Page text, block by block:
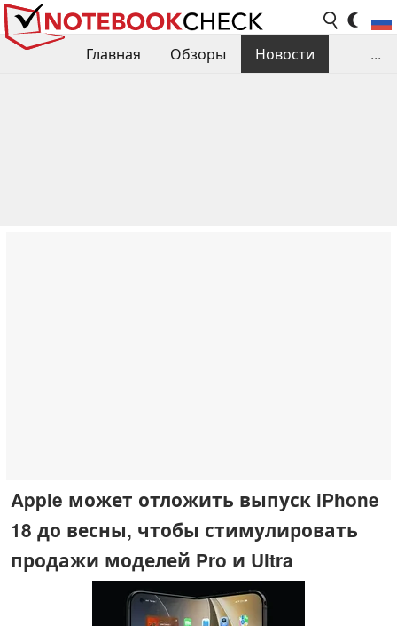
Главная Обзоры
Новости
...
Apple может отложить выпуск iPhone
18 до весны, чтобы стимулировать
продажи моделей Pro и Ultra